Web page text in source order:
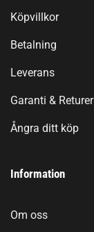
Köpvillkor
Betalning
Leverans
Garanti & Returer
Ångra ditt köp
Information
Om oss